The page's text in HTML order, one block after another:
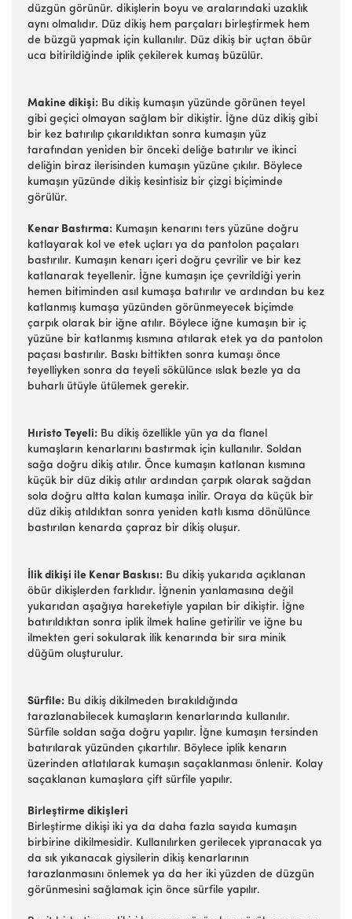
düzgün görünür. dikişlerin boyu ve aralarındaki uzaklık
aynı olmalıdır. Düz dikiş hem parçaları birleştirmek hem
de büzgü yapmak için kullanılır. Düz dikiş bir uçtan öbür
uca bitirildiğinde iplik çekilerek kumaş büzülür.
Makine dikişi: Bu dikiş kumaşın yüzünde görünen teyel
gibi geçici olmayan sağlam bir dikiştir. İğne düz dikiş gibi
bir kez batırılıp çıkarıldıktan sonra kumaşın yüz
tarafından yeniden bir önceki deliğe batırılır ve ikinci
deliğin biraz ilerisinden kumaşın yüzüne çıkılır. Böylece
kumaşın yüzünde dikiş kesintisiz bir çizgi biçiminde
görülür.
Kenar Bastırma: Kumaşın kenarını ters yüzüne doğru
katlayarak kol ve etek uçları ya da pantolon paçaları
bastırılır. Kumaşın kenarı içeri doğru çevrilir ve bir kez
katlanarak teyellenir. İğne kumaşın içe çevrildiği yerin
hemen bitiminden asıl kumaşa batırılır ve ardından bu kez
katlanmış kumaşa yüzünden görünmeyecek biçimde
çarpık olarak bir iğne atılır. Böylece iğne kumaşın bir iç
yüzüne bir katlanmış kısmına atılarak etek ya da pantolon
paçası bastırılır. Baskı bittikten sonra kumaşı önce
teyelliyken sonra da teyeli sökülünce ıslak bezle ya da
buharlı ütüyle ütülemek gerekir.
Hıristo Teyeli: Bu dikiş özellikle yün ya da flanel
kumaşların kenarlarını bastırmak için kullanılır. Soldan
sağa doğru dikiş atılır. Önce kumaşın katlanan kısmına
küçük bir düz dikiş atılır ardından çarpık olarak sağdan
sola doğru altta kalan kumaşa inilir. Oraya da küçük bir
düz dikiş atıldıktan sonra yeniden katlı kısma dönülünce
bastırılan kenarda çapraz bir dikiş oluşur.
İlik dikişi ile Kenar Baskısı: Bu dikiş yukarıda açıklanan
öbür dikişlerden farklıdır. İğnenin yanlamasına değil
yukarıdan aşağıya hareketiyle yapılan bir dikiştir. İğne
batırıldıktan sonra iplik ilmek haline getirilir ve iğne bu
ilmekten geri sokularak ilik kenarında bir sıra minik
düğüm oluşturulur.
Sürfile: Bu dikiş dikilmeden bırakıldığında
tarazlanabilecek kumaşların kenarlarında kullanılır.
Sürfile soldan sağa doğru yapılır. İğne kumaşın tersinden
batırılarak yüzünden çıkartılır. Böylece iplik kenarın
üzerinden atlatılarak kumaşın saçaklanması önlenir. Kolay
saçaklanan kumaşlara çift sürfile yapılır.
Birleştirme dikişleri
Birleştirme dikişi iki ya da daha fazla sayıda kumaşın
birbirine dikilmesidir. Kullanılırken gerilecek yıpranacak ya
da sık yıkanacak giysilerin dikiş kenarlarının
tarazlanmasını önlemek ya da her iki yüzden de düzgün
görünmesini sağlamak için önce sürfile yapılır.